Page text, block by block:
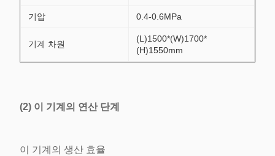
기압 0.4-0.6MPa
기계 차원
(L)1500*(W)1700*
(H)1550mm
(2) 이 기계의 연산 단계
이 기계의 생산 효율